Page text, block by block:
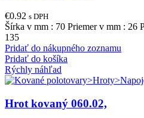
€0.92 s DPH
Šírka v mm : 70 Priemer v mm : 26
135
Pridať do nákupného zoznamu
Pridať do košíka
Rýchly náhľad
Hrot kovaný 060.02,